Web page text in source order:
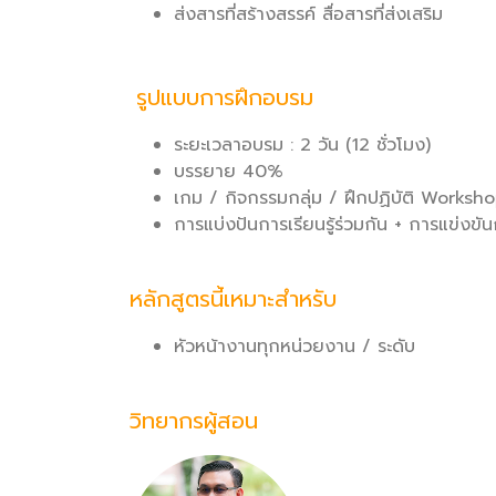
ส่งสารที่สร้างสรรค์ สื่อสารที่ส่งเสริม
รูปแบบการฝึกอบรม
ระยะเวลาอบรม : 2 วัน (12 ชั่วโมง)
บรรยาย 40%
เกม / กิจกรรมกลุ่ม / ฝึกปฏิบัติ
การแบ่งปันการเรียนรู้ร่วมกัน + การแข่งขั
หลักสูตรนี้เหมาะสำหรับ
หัวหน้างานทุกหน่วยงาน / ระดับ
วิทยากรผู้สอน